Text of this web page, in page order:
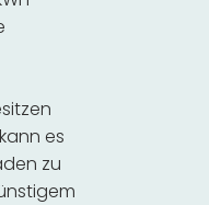
es
zu